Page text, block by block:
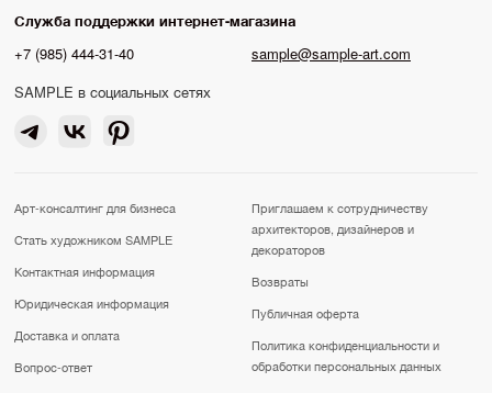
Служба поддержки интернет-магазина
+7 (985) 444-31-40
sample@sample-art.com
SAMPLE в социальных сетях
Арт-консалтинг для бизнеса
Стать художником SAMPLE
Контактная информация
Юридическая информация
Доставка и оплата
Вопрос-ответ
Приглашаем к сотрудничеству
архитекторов, дизайнеров и
декораторов
Возвраты
Публичная оферта
Политика конфиденциальности и
обработки персональных данных